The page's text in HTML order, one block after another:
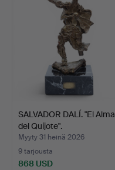
SALVADOR DALÍ. "El Alma
del Quijote".
Myyty 31 heinä 2026
9 tarjousta
868 USD